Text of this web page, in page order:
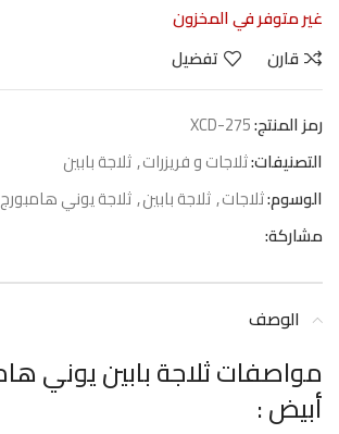
غير متوفر في المخزون
قارن
تفضيل
رمز المنتج:XCD-275
التصنيفات:ثلاجات و فريزرات,ثلاجة بابين
الوسوم:ثلاجات,ثلاجة بابين,ثلاجة يوني هامبورج
مشاركة:
الوصف
أبيض :